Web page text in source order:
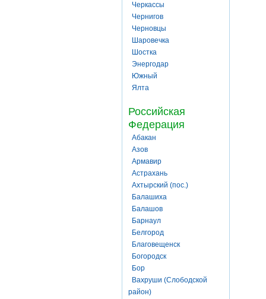
Черкассы
Чернигов
Черновцы
Шаровечка
Шостка
Энергодар
Южный
Ялта
Российская
Федерация
Абакан
Азов
Армавир
Астрахань
Ахтырский (пос.)
Балашиха
Балашов
Барнаул
Белгород
Благовещенск
Богородск
Бор
Вахруши (Слободской
район)